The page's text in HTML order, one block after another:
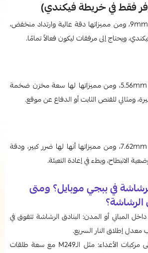
النوع: SMG، والذخيرة: 9mm، ومن مميزاتها دقة عالية وارتداد منخفض،
ويحتاج إلى مرفقات ليكون فعالاً تمامًا.
النوع: LMG، والذخيرة: 5.56mm، ومن مميزاتها لها سعة مخزن ضخمة
النوع: LMG، والذخيرة: 7.62mm، ومن مميزاتها أنها لها ضرر كبير، ودقة
الانبطاح، وبطء في إعادة التعبئة.
في ببجي موبايل؟ ومتى
المباني أو المدن: البنادق الرشاشة تتفوق في
إطلاق النار السريع.
· عند الهجوم على مركبات الأعداء: مثل الـM249 مع سعة طلقات